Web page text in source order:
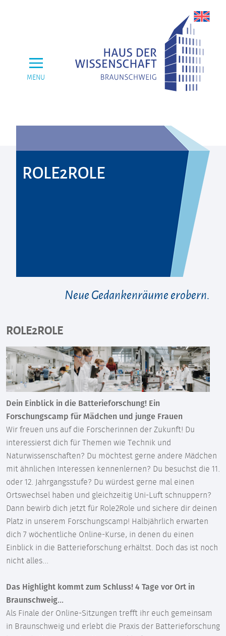
MENU
ROLE2ROLE
Neue Gedankenräume erobern.
ROLE2ROLE
Dein Einblick in die Batterieforschung! Ein
Forschungscamp für Mädchen und junge Frauen
Wir freuen uns auf die Forscherinnen der Zukunft! Du
interessierst dich für Themen wie Technik und
Naturwissenschaften? Du möchtest gerne andere Mädchen
mit ähnlichen Interessen kennenlernen? Du besuchst die 11.
oder 12. Jahrgangsstufe? Du würdest gerne mal einen
Ortswechsel haben und gleichzeitig Uni-Luft schnuppern?
Dann bewirb dich jetzt für Role2Role und sichere dir deinen
Platz in unserem Forschungscamp! Halbjährlich erwarten
dich 7 wöchentliche Online-Kurse, in denen du einen
Einblick in die Batterieforschung erhältst. Doch das ist noch
nicht alles...
Das Highlight kommt zum Schluss! 4 Tage vor Ort in
Braunschweig...
Als Finale der Online-Sitzungen trefft ihr euch gemeinsam
in Braunschweig und erlebt die Praxis der Batterieforschung